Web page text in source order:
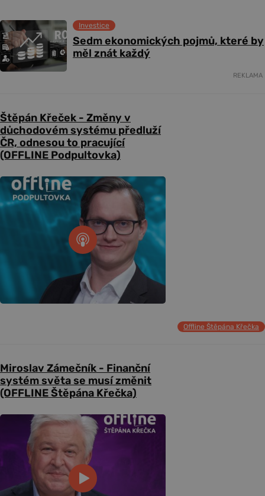
Sedm ekonomických pojmů, které by
měl znát každý
Investice
REKLAMA
Štěpán Křeček - Změny v
důchodovém systému předluží
ČR, odnesou to pracující
(OFFLINE Podpultovka)
Offline Štěpána Křečka
Miroslav Zámečník - Finanční
systém světa se musí změnit
(OFFLINE Štěpána Křečka)